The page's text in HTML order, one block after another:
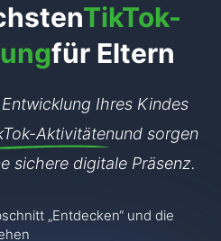
TikTok-
für Eltern
Ihres Kindes
Aktivitätenund sorgen
sichere digitale Präsenz.
„Entdecken“ und die